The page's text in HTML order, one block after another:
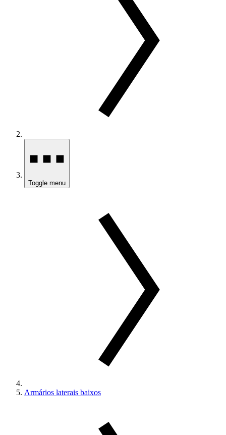
Toggle menu
Armários laterais baixos